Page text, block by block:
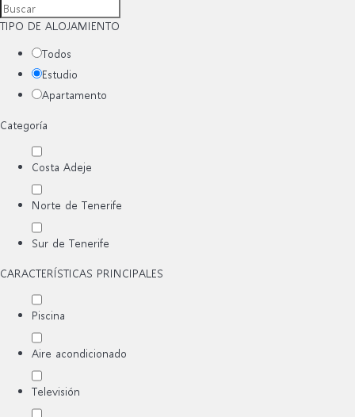
TIPO DE ALOJAMIENTO
Todos
Estudio
Apartamento
Categoría
Costa Adeje
Norte de Tenerife
Sur de Tenerife
CARACTERÍSTICAS PRINCIPALES
Piscina
Aire acondicionado
Televisión